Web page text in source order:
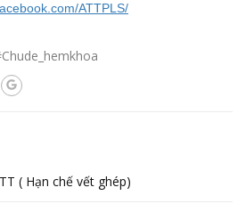
ATTPLS/
( Hạn chế vết ghép)